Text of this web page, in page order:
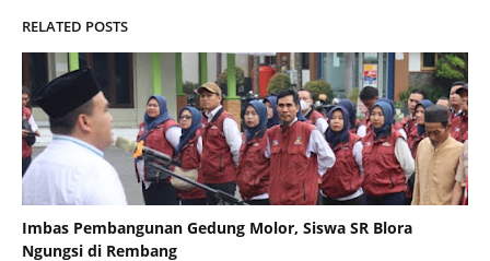
RELATED POSTS
Imbas Pembangunan Gedung Molor, Siswa SR Blora
Ngungsi di Rembang